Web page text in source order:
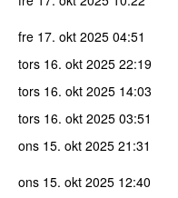
fre 17. okt 2025 04:51
tors 16. okt 2025 22:19
tors 16. okt 2025 14:03
tors 16. okt 2025 03:51
ons 15. okt 2025 21:31
ons 15. okt 2025 12:40